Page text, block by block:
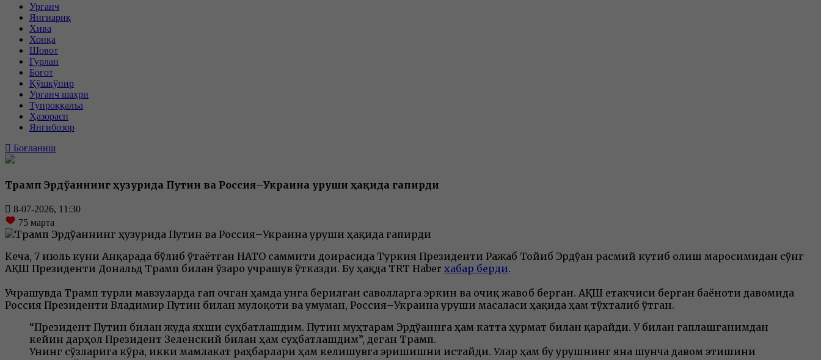
Урганч
Янгиариқ
Хива
Хонқа
Шовот
Гурлан
Боғот
Қўшкўпир
Урганч шаҳри
Тупроққалъа
Ҳазорасп
Янгибозор
Боғланиш
Трамп Эрдўғаннинг ҳузурида Путин ва Россия–Украина уруши ҳақида гапирди
8-07-2026, 11:30
75 марта
Кеча, 7 июль куни Анқарада бўлиб ўтаётган НАТО саммити доирасида Туркия Президенти Ражаб Тойиб Эрдўған расмий кутиб олиш маросимидан сўнг
АҚШ Президенти Дональд Трамп билан ўзаро учрашув ўтказди. Бу ҳақда TRT Haber хабар берди.
Учрашувда Трамп турли мавзуларда гап очган ҳамда унга берилган саволларга эркин ва очиқ жавоб берган. АҚШ етакчиси берган баёноти давомида
Россия Президенти Владимир Путин билан мулоқоти ва умуман, Россия–Украина уруши масаласи ҳақида ҳам тўхталиб ўтган.
“Президент Путин билан жуда яхши суҳбатлашдим. Путин муҳтарам Эрдўғаннга ҳам катта ҳурмат билан қарайди. У билан гаплашганимдан
кейин дарҳол Президент Зеленский билан ҳам суҳбатлашдим”, деган Трамп.
Унинг сўзларига кўра, икки мамлакат раҳбарлари ҳам келишувга эришишни истайди. Улар ҳам бу урушнинг яна шунча давом этишини